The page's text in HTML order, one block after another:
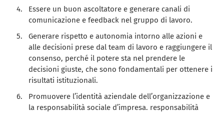
Essere un buon ascoltatore e generare canali di
comunicazione e feedback nel gruppo di lavoro.
Generare rispetto e autonomia intorno alle azioni e
alle decisioni prese dal team di lavoro e raggiungere il
consenso, perché il potere sta nel prendere le
decisioni giuste, che sono fondamentali per ottenere i
risultati istituzionali.
Promuovere l’identità aziendale dell’organizzazione e
la responsabilità sociale d’impresa. responsabilità